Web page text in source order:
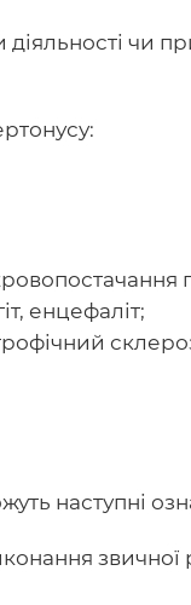
діяльності чи
енцефаліт;
наступні
звичної